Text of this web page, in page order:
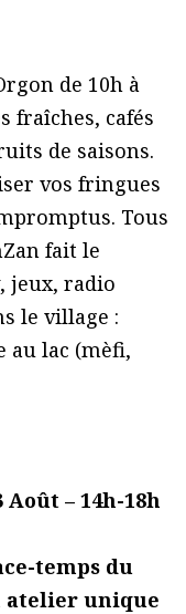
de 10h à
fraîches, cafés
de saisons.
vos fringues
Tous
fait le
jeux, radio
le village :
au lac (mèfi,
– 14h-18h
temps du
atelier unique